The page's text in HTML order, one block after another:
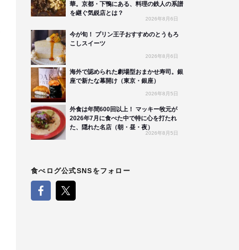
華。京都・下鴨にある、料理の鉄人の系譜
を継ぐ気鋭店とは？
2026年8月6日
今が旬！ プリン王子おすすめのとうもろ
こしスイーツ
2026年8月6日
海外で認められた劇場型おまかせ寿司。銀
座で新たな幕開け（東京・銀座）
2026年8月5日
外食は年間600回以上！ マッキー牧元が
2026年7月に食べた中で特に心を打たれ
た、隠れた名店（朝・昼・夜）
2026年8月5日
食べログ公式SNSをフォロー